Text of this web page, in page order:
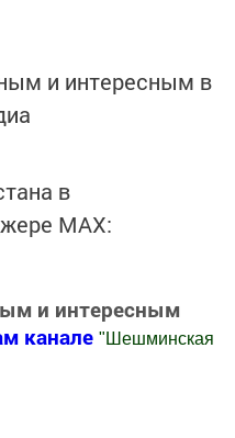
и интересным в
в
MАХ:
и интересным
канале "Шешминская